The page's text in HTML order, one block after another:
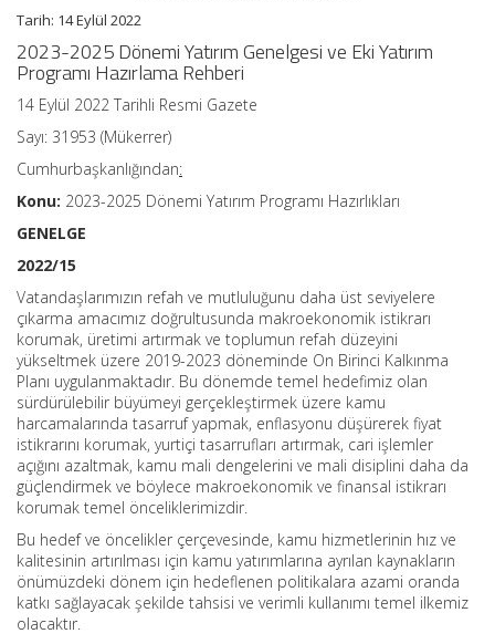
Tarih: 14 Eylül 2022
2023-2025 Dönemi Yatırım Genelgesi ve Eki Yatırım
Programı Hazırlama Rehberi
14 Eylül 2022 Tarihli Resmi Gazete
Sayı: 31953 (Mükerrer)
Cumhurbaşkanlığından:
Konu: 2023-2025 Dönemi Yatırım Programı Hazırlıkları
GENELGE
2022/15
Vatandaşlarımızın refah ve mutluluğunu daha üst seviyelere
çıkarma amacımız doğrultusunda makroekonomik istikrarı
korumak, üretimi artırmak ve toplumun refah düzeyini
yükseltmek üzere 2019-2023 döneminde On Birinci Kalkınma
Planı uygulanmaktadır. Bu dönemde temel hedefimiz olan
sürdürülebilir büyümeyi gerçekleştirmek üzere kamu
harcamalarında tasarruf yapmak, enflasyonu düşürerek fiyat
istikrarını korumak, yurtiçi tasarrufları artırmak, cari işlemler
açığını azaltmak, kamu mali dengelerini ve mali disiplini daha da
güçlendirmek ve böylece makroekonomik ve finansal istikrarı
korumak temel önceliklerimizdir.
Bu hedef ve öncelikler çerçevesinde, kamu hizmetlerinin hız ve
kalitesinin artırılması için kamu yatırımlarına ayrılan kaynakların
önümüzdeki dönem için hedeflenen politikalara azami oranda
katkı sağlayacak şekilde tahsisi ve verimli kullanımı temel ilkemiz
olacaktır.